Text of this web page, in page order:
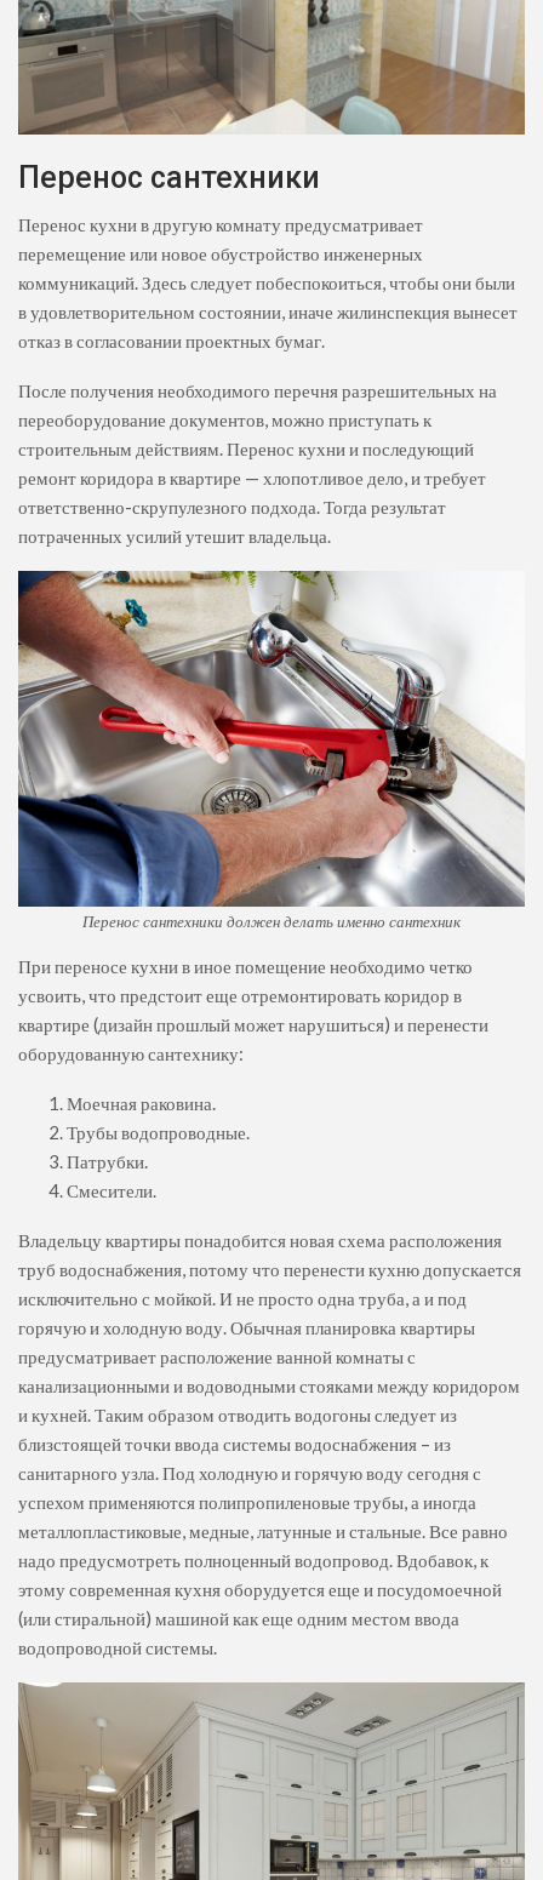
Перенос сантехники
Перенос кухни в другую комнату предусматривает
перемещение или новое обустройство инженерных
коммуникаций. Здесь следует побеспокоиться, чтобы они были
в удовлетворительном состоянии, иначе жилинспекция вынесет
отказ в согласовании проектных бумаг.
После получения необходимого перечня разрешительных на
переоборудование документов, можно приступать к
строительным действиям. Перенос кухни и последующий
ремонт коридора в квартире — хлопотливое дело, и требует
ответственно-скрупулезного подхода. Тогда результат
потраченных усилий утешит владельца.
Перенос сантехники должен делать именно сантехник
При переносе кухни в иное помещение необходимо четко
усвоить, что предстоит еще отремонтировать коридор в
квартире (дизайн прошлый может нарушиться) и перенести
оборудованную сантехнику:
Моечная раковина.
Трубы водопроводные.
Патрубки.
Смесители.
Владельцу квартиры понадобится новая схема расположения
труб водоснабжения, потому что перенести кухню допускается
исключительно с мойкой. И не просто одна труба, а и под
горячую и холодную воду. Обычная планировка квартиры
предусматривает расположение ванной комнаты с
канализационными и водоводными стояками между коридором
и кухней. Таким образом отводить водогоны следует из
близстоящей точки ввода системы водоснабжения – из
санитарного узла. Под холодную и горячую воду сегодня с
успехом применяются полипропиленовые трубы, а иногда
металлопластиковые, медные, латунные и стальные. Все равно
надо предусмотреть полноценный водопровод. Вдобавок, к
этому современная кухня оборудуется еще и посудомоечной
(или стиральной) машиной как еще одним местом ввода
водопроводной системы.